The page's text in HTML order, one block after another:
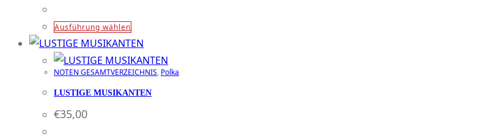
Ausführung wählenDieses
Produkt
weist
mehrere
Varianten
NOTEN GESAMTVERZEICHNIS, Polka
LUSTIGE MUSIKANTEN
€35,00